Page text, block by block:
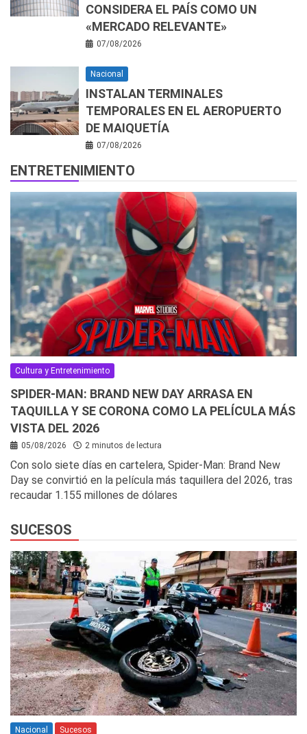
CONSIDERA EL PAÍS COMO UN
«MERCADO RELEVANTE»
07/08/2026
Nacional
INSTALAN TERMINALES
TEMPORALES EN EL AEROPUERTO
DE MAIQUETÍA
07/08/2026
ENTRETENIMIENTO
Cultura y Entretenimiento
SPIDER-MAN: BRAND NEW DAY ARRASA EN
TAQUILLA Y SE CORONA COMO LA PELÍCULA MÁS
VISTA DEL 2026
05/08/2026 2 minutos de lectura
Con solo siete días en cartelera, Spider-Man: Brand New
Day se convirtió en la película más taquillera del 2026, tras
recaudar 1.155 millones de dólares
SUCESOS
Nacional Sucesos